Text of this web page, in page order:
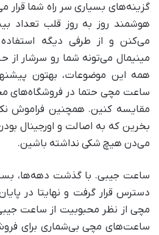
گزینه‌های بسیاری سر راه شما
هوشمند روز به روز قلب تعداد
می‌کنن و از طرفی دیگه
مینیمال می‌تونه شما رو سرشار
همه این موضوعات، بهتون
ساعت مچی حتما در فروشگاه‌های
مقایسه کنین. همچنین فراموش
بخرین که به اصالت و اورجینال
می‌دن هیچ شکی نداشته باشین.
ساعت جیبی. با گذشت دهه‌ها،
دسترس قرار گرفت و نهایتا در
مچی از نظر محبوبیت از ساعت
ساعت‌های مچی بی‌شماری برای